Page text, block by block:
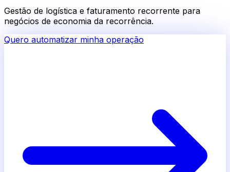
Gestão de logística e faturamento recorrente para
negócios de economia da recorrência.
Quero automatizar minha operação